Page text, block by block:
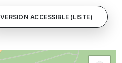
VERSION ACCESSIBLE (LISTE)